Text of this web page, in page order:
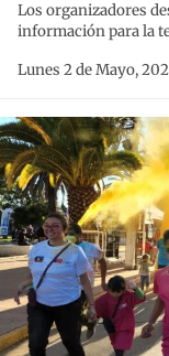
Los organizadores
información para la
Lunes 2 de Mayo,